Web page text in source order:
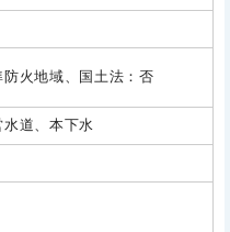
火地域、国土法：否
道、本下水